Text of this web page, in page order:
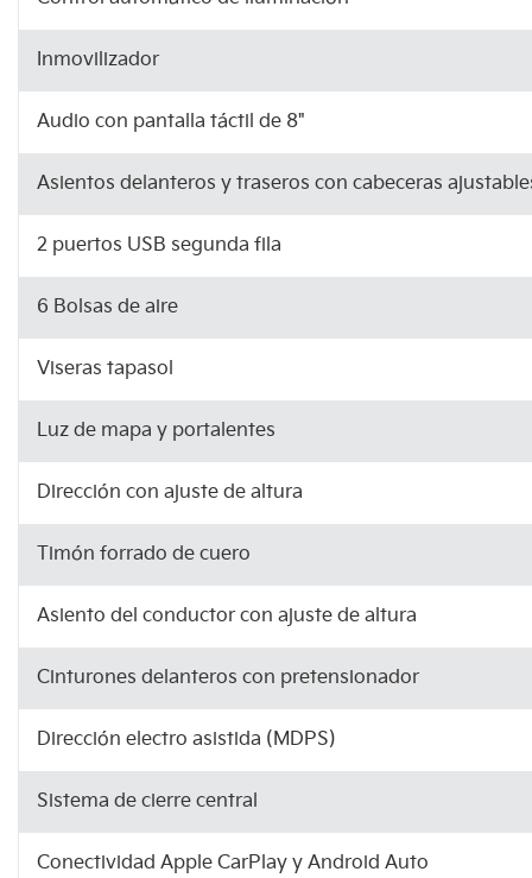
Inmovilizador
Audio con pantalla táctil de 8"
Asientos delanteros y traseros con cabeceras
2 puertos USB segunda fila
6 Bolsas de aire
Viseras tapasol
Luz de mapa y portalentes
Dirección con ajuste de altura
Timón forrado de cuero
Asiento del conductor con ajuste de altura
Cinturones delanteros con pretensionador
Dirección electro asistida (MDPS)
Sistema de cierre central
Conectividad Apple CarPlay y Android Auto